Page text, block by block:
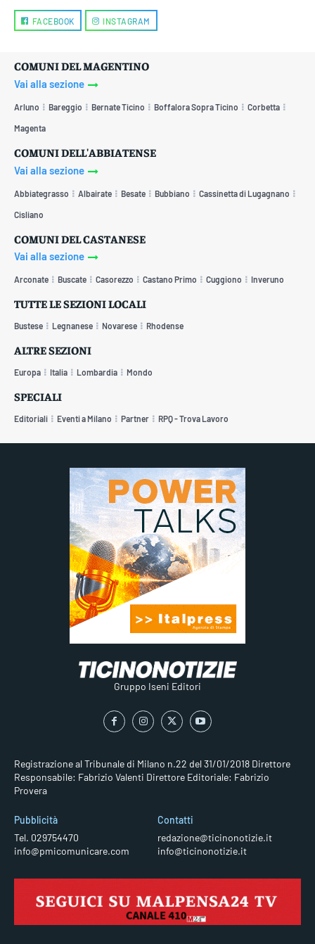
FACEBOOK INSTAGRAM
COMUNI DEL MAGENTINO
Vai alla sezione
Arluno Bareggio Bernate Ticino Boffalora Sopra Ticino Corbetta
Magenta
COMUNI DELL'ABBIATENSE
Vai alla sezione
Abbiategrasso Albairate Besate Bubbiano Cassinetta di Lugagnano
Cisliano
COMUNI DEL CASTANESE
Vai alla sezione
Arconate Buscate Casorezzo Castano Primo Cuggiono Inveruno
TUTTE LE SEZIONI LOCALI
Bustese Legnanese Novarese Rhodense
ALTRE SEZIONI
Europa Italia Lombardia Mondo
SPECIALI
Editoriali Eventi a Milano Partner RPQ - Trova Lavoro
Gruppo Iseni Editori
Registrazione al Tribunale di Milano n.22 del 31/01/2018 Direttore
Responsabile: Fabrizio Valenti Direttore Editoriale: Fabrizio
Provera
Pubblicità
Tel. 029754470
info@pmicomunicare.com
Contatti
redazione@ticinonotizie.it
info@ticinonotizie.it